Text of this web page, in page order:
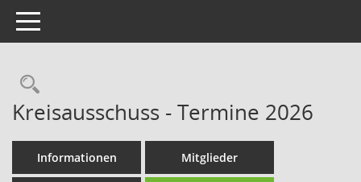
Toggle navigation
Rechercheauswahl
Kreisausschuss - Termine 2026
Informationen Mitglieder